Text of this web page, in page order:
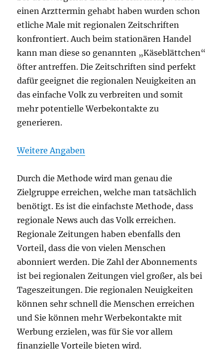
einen Arzttermin gehabt haben wurden schon
etliche Male mit regionalen Zeitschriften
konfrontiert. Auch beim stationären Handel
kann man diese so genannten „Käseblättchen“
öfter antreffen. Die Zeitschriften sind perfekt
dafür geeignet die regionalen Neuigkeiten an
das einfache Volk zu verbreiten und somit
mehr potentielle Werbekontakte zu
generieren.
Weitere Angaben
Durch die Methode wird man genau die
Zielgruppe erreichen, welche man tatsächlich
benötigt. Es ist die einfachste Methode, dass
regionale News auch das Volk erreichen.
Regionale Zeitungen haben ebenfalls den
Vorteil, dass die von vielen Menschen
abonniert werden. Die Zahl der Abonnements
ist bei regionalen Zeitungen viel großer, als bei
Tageszeitungen. Die regionalen Neuigkeiten
können sehr schnell die Menschen erreichen
und Sie können mehr Werbekontakte mit
Werbung erzielen, was für Sie vor allem
finanzielle Vorteile bieten wird.